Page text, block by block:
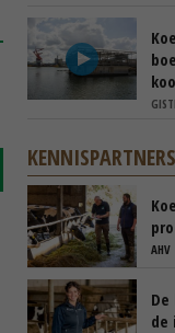
KENNISPARTNERS
AHV
de